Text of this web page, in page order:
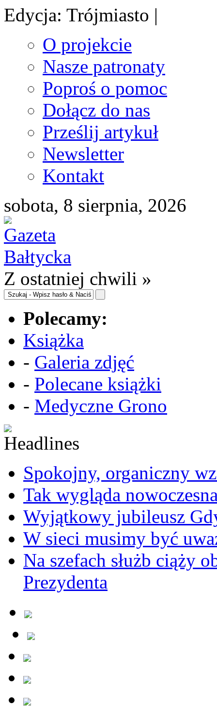
Edycja: Trójmiasto |
O projekcie
Nasze patronaty
Poproś o pomoc
Dołącz do nas
Prześlij artykuł
Newsletter
Kontakt
sobota, 8 sierpnia, 2026
Z ostatniej chwili »
Polecamy:
Książka
- Galeria zdjęć
- Polecane książki
- Medyczne Grono
Spokojny, organiczny
Tak wygląda
Wyjątkowy jubileusz
W sieci musimy być
Na szefach służb ciąży
Prezydenta